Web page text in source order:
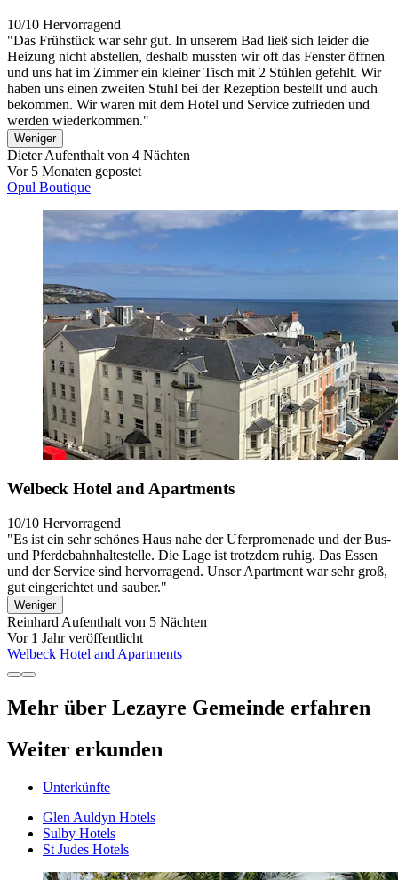
10/10 Hervorragend
"Das Frühstück war sehr gut. In unserem Bad ließ sich leider die
Heizung nicht abstellen, deshalb mussten wir oft das Fenster öffnen
und uns hat im Zimmer ein kleiner Tisch mit 2 Stühlen gefehlt. Wir
haben uns einen zweiten Stuhl bei der Rezeption bestellt und auch
bekommen. Wir waren mit dem Hotel und Service zufrieden und
werden wiederkommen."
Weniger
DieterAufenthalt von 4 Nächten
Vor 5 Monaten gepostet
Opul Boutique
Welbeck Hotel and Apartments
10/10 Hervorragend
"Es ist ein sehr schönes Haus nahe der Uferpromenade und der Bus-
und Pferdebahnhaltestelle. Die Lage ist trotzdem ruhig. Das Essen
und der Service sind hervorragend. Unser Apartment war sehr groß,
gut eingerichtet und sauber."
Weniger
Reinhard Aufenthalt von 5 Nächten
Vor 1 Jahr veröffentlicht
Welbeck Hotel and Apartments
Mehr über Lezayre Gemeinde erfahren
Weiter erkunden
Unterkünfte
Glen Auldyn Hotels
Sulby Hotels
St Judes Hotels